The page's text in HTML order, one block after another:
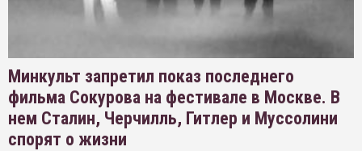
Минкульт запретил показ последнего
фильма Сокурова на фестивале в Москве. В
нем Сталин, Черчилль, Гитлер и Муссолини
спорят о жизни